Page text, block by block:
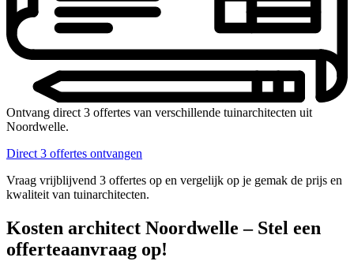
Ontvang direct 3 offertes van verschillende tuinarchitecten uit
Noordwelle.
Direct 3 offertes ontvangen
Vraag vrijblijvend 3 offertes op en vergelijk op je gemak de prijs en
kwaliteit van tuinarchitecten.
Kosten architect Noordwelle – Stel een
offerteaanvraag op!